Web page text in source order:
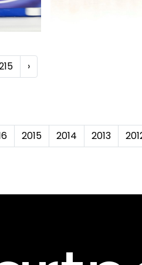
›
2015 2014 2013